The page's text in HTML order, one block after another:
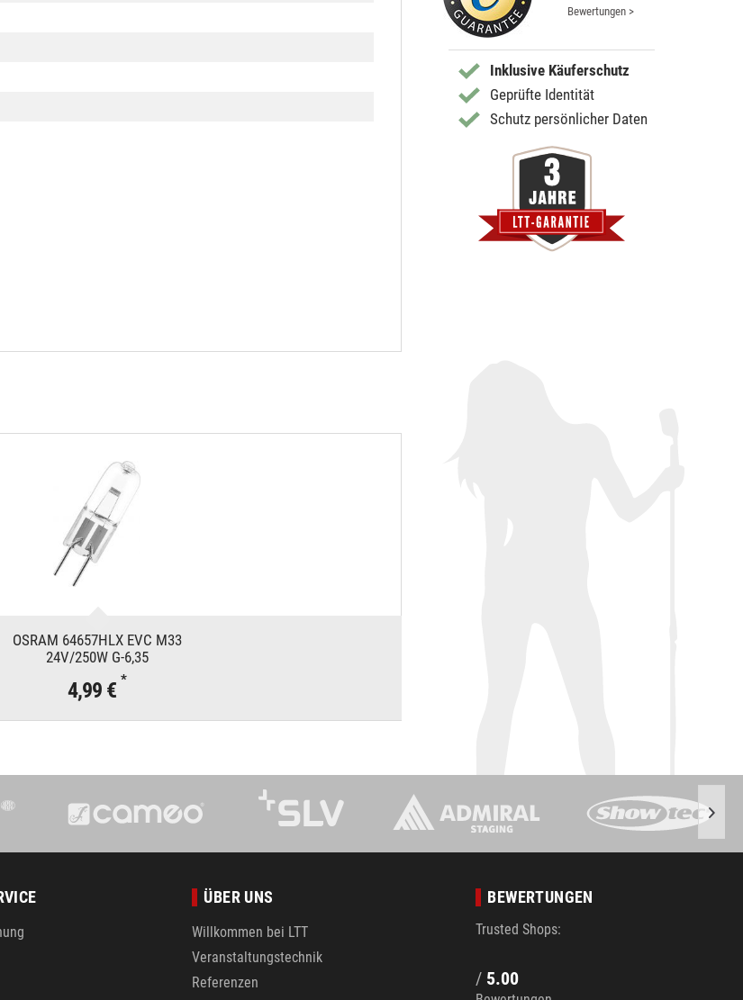
Bewertungen >
Inklusive Käuferschutz
Geprüfte Identität
Schutz persönlicher Daten
OSRAM 64657HLX EVC M33
24V/250W G-6,35
4,99 € *
ÜBER UNS
Willkommen bei LTT
Veranstaltungstechnik
Referenzen
BEWERTUNGEN
Trusted Shops:
/ 5.00